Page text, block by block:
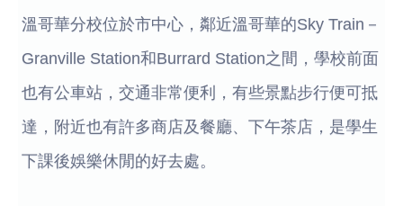
溫哥華分校位於市中心，鄰近溫哥華的Sky Train－
Granville Station和Burrard Station之間，學校前面
也有公車站，交通非常便利，有些景點步行便可抵
達，附近也有許多商店及餐廳、下午茶店，是學生
下課後娛樂休閒的好去處。